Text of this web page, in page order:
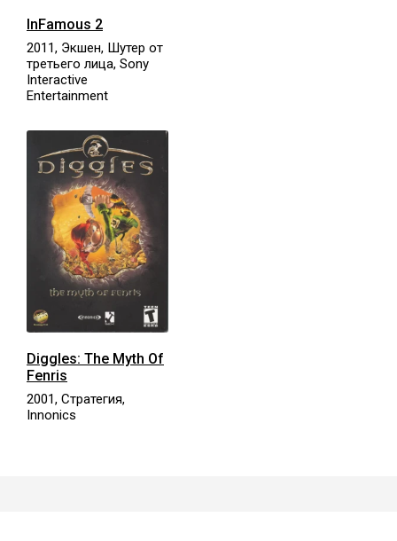
InFamous 2
2011, Экшен, Шутер от
третьего лица, Sony
Interactive
Entertainment
Diggles: The Myth Of
Fenris
2001, Стратегия,
Innonics